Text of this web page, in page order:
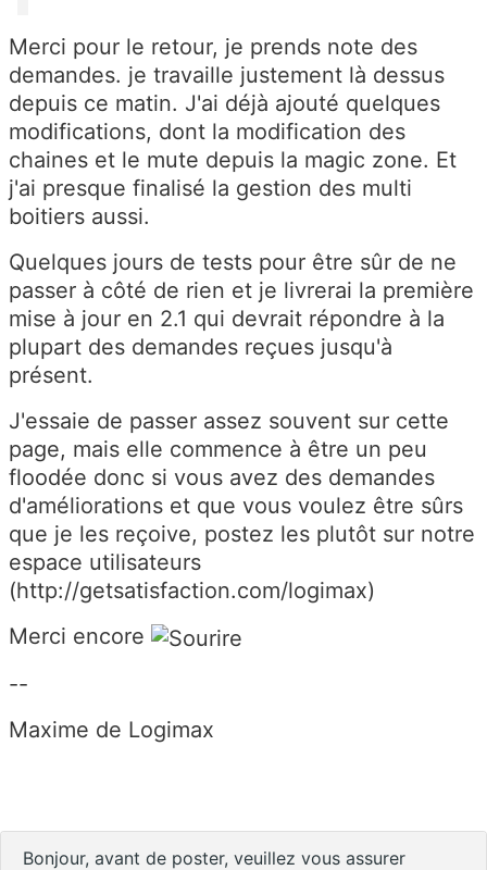
Merci pour le retour, je prends note des
demandes. je travaille justement là dessus
depuis ce matin. J'ai déjà ajouté quelques
modifications, dont la modification des
chaines et le mute depuis la magic zone. Et
j'ai presque finalisé la gestion des multi
boitiers aussi.
Quelques jours de tests pour être sûr de ne
passer à côté de rien et je livrerai la première
mise à jour en 2.1 qui devrait répondre à la
plupart des demandes reçues jusqu'à
présent.
J'essaie de passer assez souvent sur cette
page, mais elle commence à être un peu
floodée donc si vous avez des demandes
d'améliorations et que vous voulez être sûrs
que je les reçoive, postez les plutôt sur notre
espace utilisateurs
(http://getsatisfaction.com/logimax)
Merci encore
--
Maxime de Logimax
Bonjour, avant de poster, veuillez vous assurer